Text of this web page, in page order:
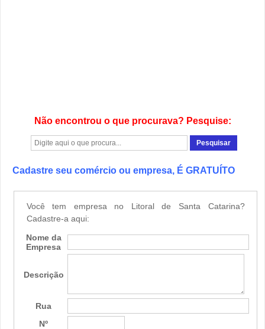
Não encontrou o que procurava? Pesquise:
Cadastre seu comércio ou empresa, É GRATUÍTO
Você tem empresa no Litoral de Santa Catarina?
Cadastre-a aqui:
Nome da
Empresa
Descrição
Rua
Nº